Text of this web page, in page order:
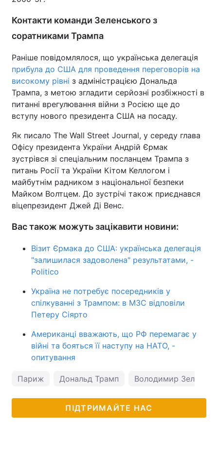
Контакти команди Зеленського з
соратниками Трампа
Раніше повідомлялося, що українська делегація
прибула до США для проведення переговорів на
високому рівні з адміністрацією Дональда
Трампа, з метою згладити серйозні розбіжності в
питанні врегулювання війни з Росією ще до
вступу нового президента США на посаду.
Як писало The Wall Street Journal, у середу глава
Офісу президента України Андрій Єрмак
зустрівся зі спеціальним посланцем Трампа з
питань Росії та України Кітом Келлогом і
майбутнім радником з національної безпеки
Майком Волтцем. До зустрічі також приєднався
віцепрезидент Джей Ді Венс.
Вас також можуть зацікавити новини:
Візит Єрмака до США: українська делегація
"залишилася задоволена" результатами, -
Politico
Україна не потребує посередників у
спілкуванні з Трампом: в МЗС відповіли
Петеру Сіярто
Американці вважають, що РФ перемагає у
війні та бояться її наступу на НАТО, -
опитування
Париж Дональд Трамп Володимир
ПІДТРИМАЙТЕ НАС